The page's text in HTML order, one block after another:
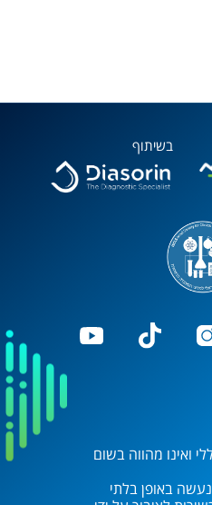
בשיתוף
ואינו מהווה בשום
באופן בלתי